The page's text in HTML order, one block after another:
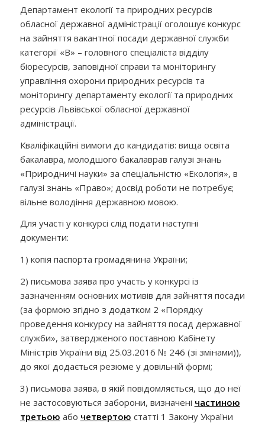
Департамент екології та природних ресурсів
обласної державної адміністрації оголошує конкурс
на зайняття вакантної посади державної служби
категорії «В» – головного спеціаліста відділу
біоресурсів, заповідної справи та моніторингу
управління охорони природних ресурсів та
моніторингу департаменту екології та природних
ресурсів Львівської обласної державної
адміністрації.
Кваліфікаційні вимоги до кандидатів: вища освіта
бакалавра, молодшого бакалаврав галузі знань
«Природничі науки» за спеціальністю «Екологія», в
галузі знань «Право»; досвід роботи не потребує;
вільне володіння державною мовою.
Для участі у конкурсі слід подати наступні
документи:
1) копія паспорта громадянина України;
2) письмова заява про участь у конкурсі із
зазначенням основних мотивів для зайняття посади
(за формою згідно з додатком 2 «Порядку
проведення конкурсу на зайняття посад державної
служби», затвердженого поставною Кабінету
Міністрів України від 25.03.2016 № 246 (зі змінами)),
до якої додається резюме у довільній формі;
3) письмова заява, в якій повідомляється, що до неї
не застосовуються заборони, визначені частиною
третьою або четвертою статті 1 Закону України